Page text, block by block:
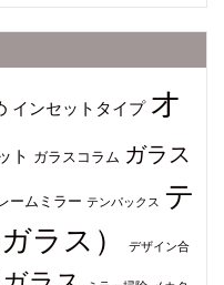
インセットタイプ オ
ト ガラスコラム ガラス
ームミラー テンパックス テ
ラス）
デザイン合